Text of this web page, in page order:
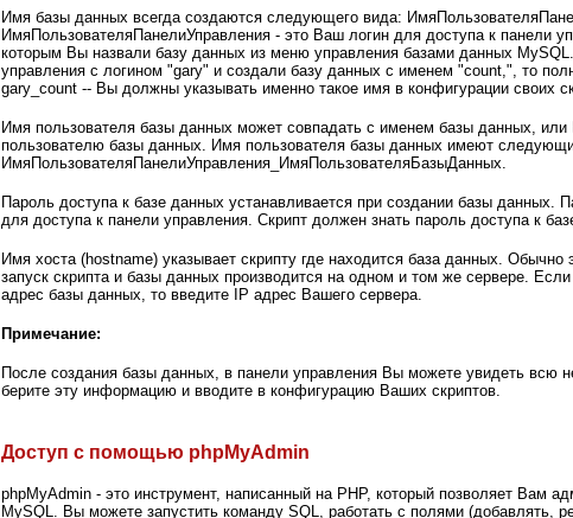
Имя базы данных всегда создаются следующего вида:
ИмяПользователяПанелиУправления - это Ваш логин для доступа к панели
которым Вы назвали базу данных из меню управления базами данных
управления с логином "gary" и создали базу данных с именем "count,", то
gary_count -- Вы должны указывать именно такое имя в конфигурации своих
Имя пользователя базы данных может совпадать с именем базы данных,
пользователю базы данных. Имя пользователя базы данных имеют
ИмяПользователяПанелиУправления_ИмяПользователяБазыДанных.
Пароль доступа к базе данных устанавливается при создании базы данных.
для доступа к панели управления. Скрипт должен знать пароль доступа к
Имя хоста (hostname) указывает скрипту где находится база данных.
запуск скрипта и базы данных производится на одном и том же сервере. Если
адрес базы данных, то введите IP адрес Вашего сервера.
Примечание:
После создания базы данных, в панели управления Вы можете увидеть всю
берите эту информацию и вводите в конфигурацию Ваших скриптов.
Доступ с помощью phpMyAdmin
phpMyAdmin - это инструмент, написанный на PHP, который позволяет Вам
MySQL. Вы можете запустить команду SQL, работать с полями (добавлять,